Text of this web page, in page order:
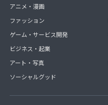
アニメ・漫画
ファッション
ゲーム・サービス開発
ビジネス・起業
アート・写真
ソーシャルグッド